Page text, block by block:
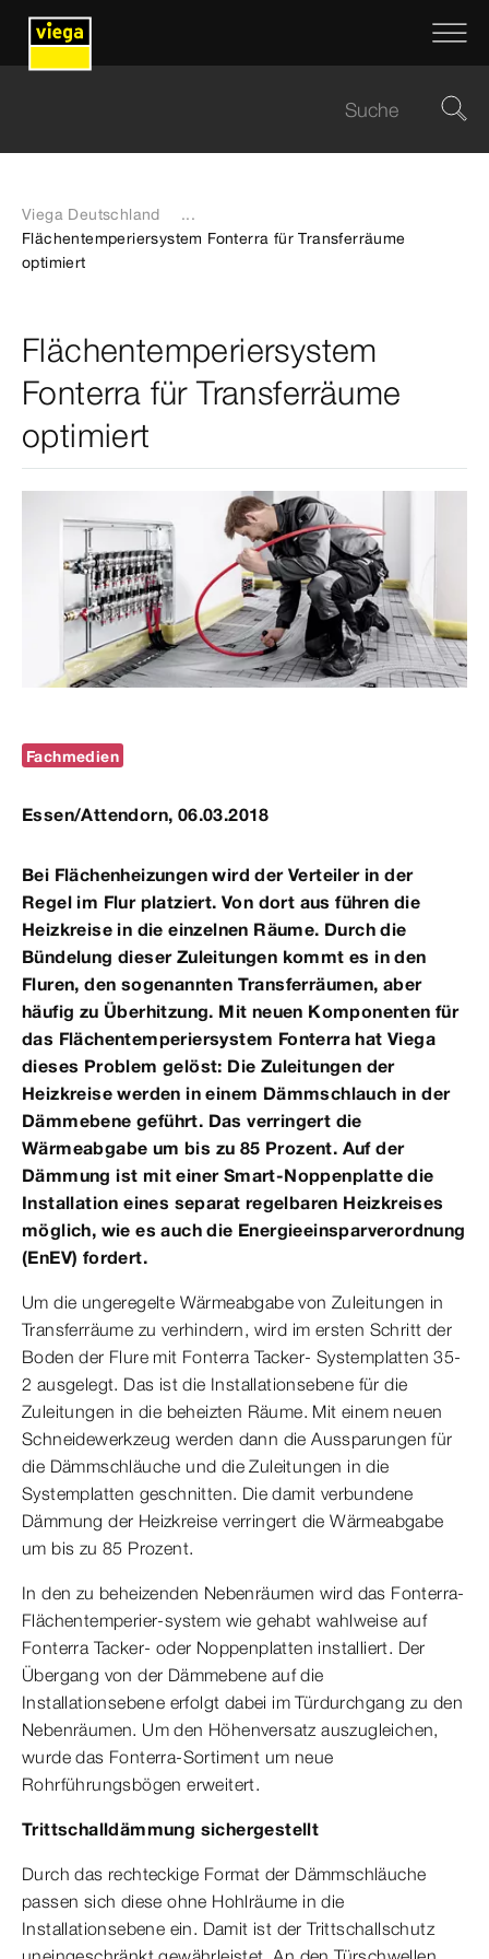
Viega Deutschland
...
Flächentemperiersystem Fonterra für Transferräume
optimiert
Flächentemperiersystem
Fonterra für Transferräume
optimiert
Fachmedien
Essen/Attendorn, 06.03.2018
Bei Flächenheizungen wird der Verteiler in der
Regel im Flur platziert. Von dort aus führen die
Heizkreise in die einzelnen Räume. Durch die
Bündelung dieser Zuleitungen kommt es in den
Fluren, den sogenannten Transferräumen, aber
häufig zu Überhitzung. Mit neuen Komponenten für
das Flächentemperiersystem Fonterra hat Viega
dieses Problem gelöst: Die Zuleitungen der
Heizkreise werden in einem Dämmschlauch in der
Dämmebene geführt. Das verringert die
Wärmeabgabe um bis zu 85 Prozent. Auf der
Dämmung ist mit einer Smart-Noppenplatte die
Installation eines separat regelbaren Heizkreises
möglich, wie es auch die Energieeinsparverordnung
(EnEV) fordert.
Um die ungeregelte Wärmeabgabe von Zuleitungen in
Transferräume zu verhindern, wird im ersten Schritt der
Boden der Flure mit Fonterra Tacker- Systemplatten 35-
2 ausgelegt. Das ist die Installationsebene für die
Zuleitungen in die beheizten Räume. Mit einem neuen
Schneidewerkzeug werden dann die Aussparungen für
die Dämmschläuche und die Zuleitungen in die
Systemplatten geschnitten. Die damit verbundene
Dämmung der Heizkreise verringert die Wärmeabgabe
um bis zu 85 Prozent.
In den zu beheizenden Nebenräumen wird das Fonterra-
Flächentemperier-system wie gehabt wahlweise auf
Fonterra Tacker- oder Noppenplatten installiert. Der
Übergang von der Dämmebene auf die
Installationsebene erfolgt dabei im Türdurchgang zu den
Nebenräumen. Um den Höhenversatz auszugleichen,
wurde das Fonterra-Sortiment um neue
Rohrführungsbögen erweitert.
Trittschalldämmung sichergestellt
Durch das rechteckige Format der Dämmschläuche
passen sich diese ohne Hohlräume in die
Installationsebene ein. Damit ist der Trittschallschutz